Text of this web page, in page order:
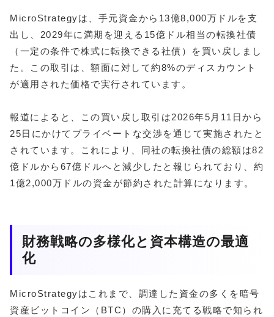
MicroStrategyは、手元資金から13億8,000万ドルを支
出し、2029年に満期を迎える15億ドル相当の転換社債
（一定の条件で株式に転換できる社債）を買い戻しまし
た。この取引は、額面に対して約8%のディスカウント
が適用された価格で実行されています。
報道によると、この買い戻し取引は2026年5月11日から
25日にかけてプライベートな交渉を通じて実施されたと
されています。これにより、同社の転換社債の総額は82
億ドルから67億ドルへと減少したと報じられており、約
1億2,000万ドルの資金が節約された計算になります。
財務戦略の多様化と資本構造の最適
化
MicroStrategyはこれまで、調達した資金の多くを暗号
資産ビットコイン（BTC）の購入に充てる戦略で知られ